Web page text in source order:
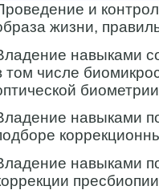
и
жизни,
навыками
том числе
навыками
навыками